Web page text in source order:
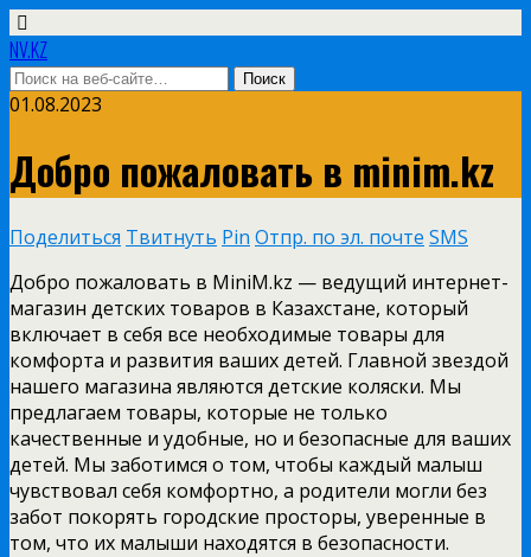
NV.KZ
01.08.2023
Добро пожаловать в minim.kz
Поделиться Твитнуть Pin Отпр. по эл. почте SMS
Добро пожаловать в MiniM.kz — ведущий интернет-
магазин детских товаров в Казахстане, который
включает в себя все необходимые товары для
комфорта и развития ваших детей. Главной звездой
нашего магазина являются детские коляски. Мы
предлагаем товары, которые не только
качественные и удобные, но и безопасные для ваших
детей. Мы заботимся о том, чтобы каждый малыш
чувствовал себя комфортно, а родители могли без
забот покорять городские просторы, уверенные в
том, что их малыши находятся в безопасности.